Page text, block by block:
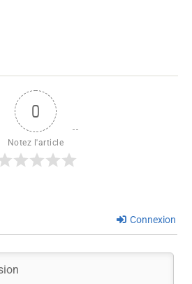
0
Notez l'article
Connexion